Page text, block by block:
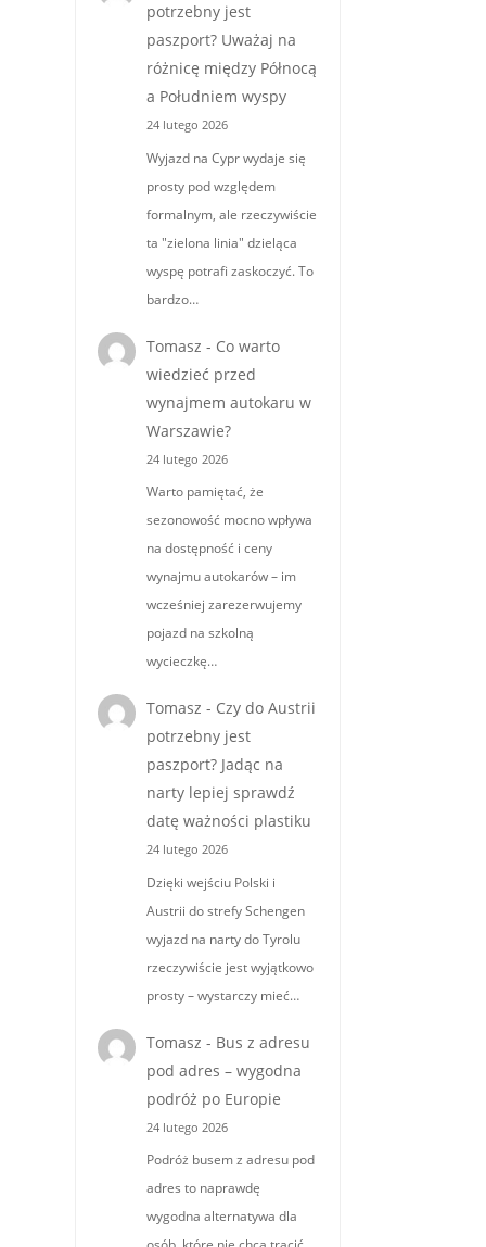
potrzebny jest
paszport? Uważaj na
różnicę między Północą
a Południem wyspy
24 lutego 2026
Wyjazd na Cypr wydaje się
prosty pod względem
formalnym, ale rzeczywiście
ta "zielona linia" dzieląca
wyspę potrafi zaskoczyć. To
bardzo…
Tomasz - Co warto
wiedzieć przed
wynajmem autokaru w
Warszawie?
24 lutego 2026
Warto pamiętać, że
sezonowość mocno wpływa
na dostępność i ceny
wynajmu autokarów – im
wcześniej zarezerwujemy
pojazd na szkolną
wycieczkę…
Tomasz - Czy do Austrii
potrzebny jest
paszport? Jadąc na
narty lepiej sprawdź
datę ważności plastiku
24 lutego 2026
Dzięki wejściu Polski i
Austrii do strefy Schengen
wyjazd na narty do Tyrolu
rzeczywiście jest wyjątkowo
prosty – wystarczy mieć…
Tomasz - Bus z adresu
pod adres – wygodna
podróż po Europie
24 lutego 2026
Podróż busem z adresu pod
adres to naprawdę
wygodna alternatywa dla